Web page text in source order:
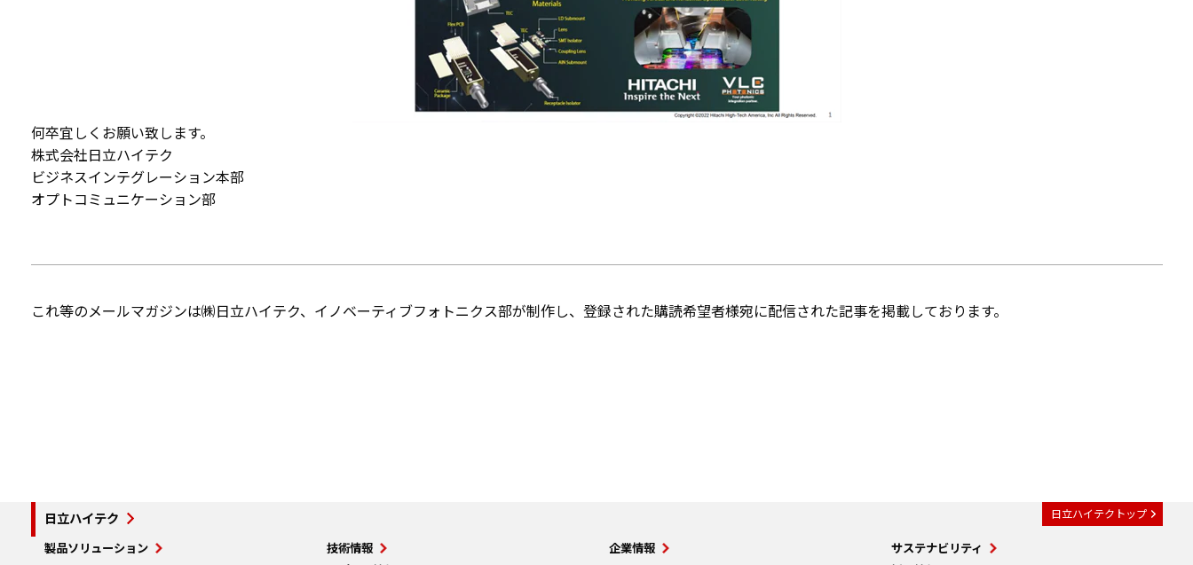
何卒宜しくお願い致します。
株式会社日立ハイテク
ビジネスインテグレーション本部
オプトコミュニケーション部
これ等のメールマガジンは㈱日立ハイテク、イノベーティブフォトニクス部が制作し、登録された購読希望者様宛に配信された記事を掲載しております。
日立ハイテク 日立ハイテクトップ
製品ソリューション
技術情報
企業情報
サステナビリティ